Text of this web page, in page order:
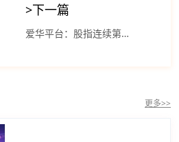
>下一篇
爱华平台：股指连续第四个交易日上涨 标准普尔500指数上涨
更多>>